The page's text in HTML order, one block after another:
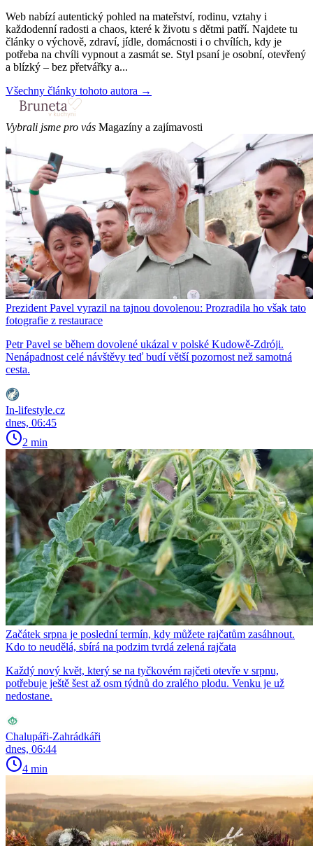
Web nabízí autentický pohled na mateřství, rodinu, vztahy i
každodenní radosti a chaos, které k životu s dětmi patří. Najdete tu
články o výchově, zdraví, jídle, domácnosti i o chvílích, kdy je
potřeba na chvíli vypnout a zasmát se. Styl psaní je osobní, otevřený
a blízký – bez přetvářky a...
Všechny články tohoto autora →
Vybrali jsme pro vás Magazíny a zajímavosti
Prezident Pavel vyrazil na tajnou dovolenou: Prozradila ho však tato
fotografie z restaurace
Petr Pavel se během dovolené ukázal v polské Kudowě-Zdróji.
Nenápadnost celé návštěvy teď budí větší pozornost než samotná
cesta.
In-lifestyle.cz
dnes, 06:45
2 min
Začátek srpna je poslední termín, kdy můžete rajčatům zasáhnout.
Kdo to neudělá, sbírá na podzim tvrdá zelená rajčata
Každý nový květ, který se na tyčkovém rajčeti otevře v srpnu,
potřebuje ještě šest až osm týdnů do zralého plodu. Venku je už
nedostane.
Chalupáři-Zahrádkáři
dnes, 06:44
4 min